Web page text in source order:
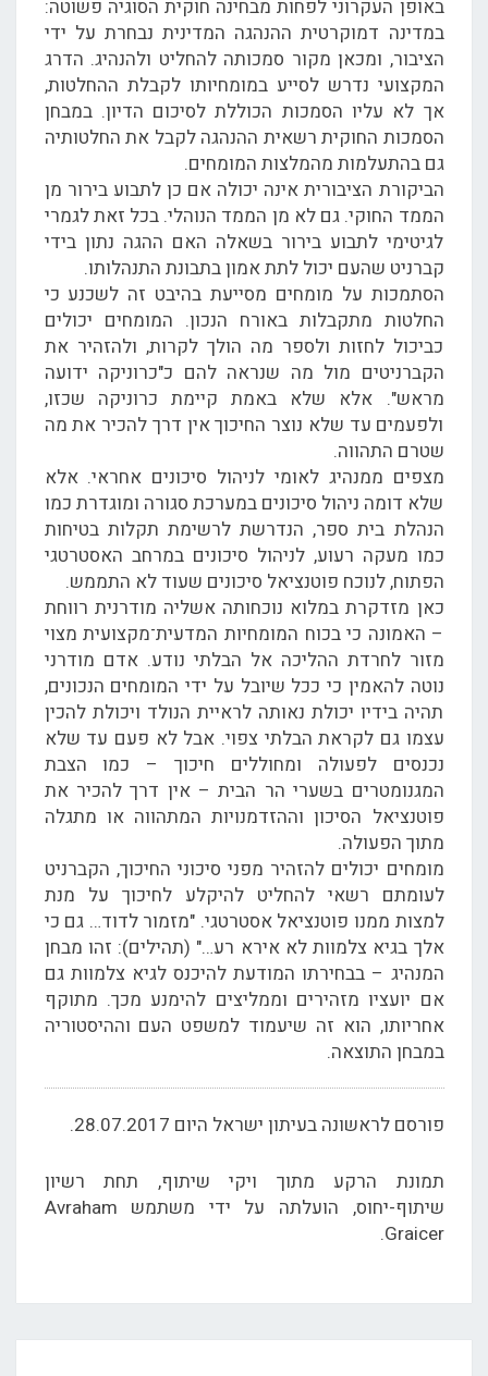
באופן העקרוני לפחות מבחינה חוקית הסוגיה פשוטה:
במדינה דמוקרטית ההנהגה המדינית נבחרת על ידי
הציבור, ומכאן מקור סמכותה להחליט ולהנהיג. הדרג
המקצועי נדרש לסייע במומחיותו לקבלת ההחלטות,
אך לא עליו הסמכות הכוללת לסיכום הדיון. במבחן
הסמכות החוקית רשאית ההנהגה לקבל את החלטותיה
גם בהתעלמות מהמלצות המומחים.
הביקורת הציבורית אינה יכולה אם כן לתבוע בירור מן
הממד החוקי. גם לא מן הממד הנוהלי. בכל זאת לגמרי
לגיטימי לתבוע בירור בשאלה האם ההגה נתון בידי
קברניט שהעם יכול לתת אמון בתבונת התנהלותו.
הסתמכות על מומחים מסייעת בהיבט זה לשכנע כי
החלטות מתקבלות באורח הנכון. המומחים יכולים
כביכול לחזות ולספר מה הולך לקרות, ולהזהיר את
הקברניטים מול מה שנראה להם כ"כרוניקה ידועה
מראש". אלא שלא באמת קיימת כרוניקה שכזו,
ולפעמים עד שלא נוצר החיכוך אין דרך להכיר את מה
שטרם התהווה.
מצפים ממנהיג לאומי לניהול סיכונים אחראי. אלא
שלא דומה ניהול סיכונים במערכת סגורה ומוגדרת כמו
הנהלת בית ספר, הנדרשת לרשימת תקלות בטיחות
כמו מעקה רעוע, לניהול סיכונים במרחב האסטרטגי
הפתוח, לנוכח פוטנציאל סיכונים שעוד לא התממש.
כאן מזדקרת במלוא נוכחותה אשליה מודרנית רווחת
– האמונה כי בכוח המומחיות המדעית־מקצועית מצוי
מזור לחרדת ההליכה אל הבלתי נודע. אדם מודרני
נוטה להאמין כי ככל שיובל על ידי המומחים הנכונים,
תהיה בידיו יכולת נאותה לראיית הנולד ויכולת להכין
עצמו גם לקראת הבלתי צפוי. אבל לא פעם עד שלא
נכנסים לפעולה ומחוללים חיכוך – כמו הצבת
המגנומטרים בשערי הר הבית – אין דרך להכיר את
פוטנציאל הסיכון וההזדמנויות המתהווה או מתגלה
מתוך הפעולה.
מומחים יכולים להזהיר מפני סיכוני החיכוך, הקברניט
לעומתם רשאי להחליט להיקלע לחיכוך על מנת
למצות ממנו פוטנציאל אסטרטגי. "מזמור לדוד… גם כי
אלך בגיא צלמוות לא אירא רע…" (תהילים): זהו מבחן
המנהיג – בבחירתו המודעת להיכנס לגיא צלמוות גם
אם יועציו מזהירים וממליצים להימנע מכך. מתוקף
אחריותו, הוא זה שיעמוד למשפט העם וההיסטוריה
במבחן התוצאה.
פורסם לראשונה בעיתון ישראל היום 28.07.2017.
תמונת הרקע מתוך ויקי שיתוף, תחת רשיון
שיתוף-יחוס, הועלתה על ידי משתמש Avraham
Graicer.